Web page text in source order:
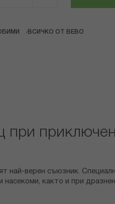
ВСИЧКО ОТ BEBO
най-верен съюзник.
насекоми, както и при